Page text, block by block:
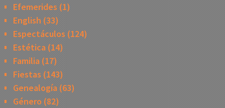
Efemerides (1)
English (33)
Espectáculos (124)
Estética(14)
Familia(17)
Fiestas (143)
Genealogía(63)
Género (82)